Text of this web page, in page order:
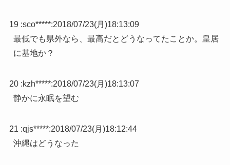
19 :sco*****:2018/07/23(月)18:13:09
最低でも県外なら、最高だとどうなってたことか。皇居
に基地か？
20 :kzh*****:2018/07/23(月)18:13:07
静かに永眠を望む
21 :qjs*****:2018/07/23(月)18:12:44
沖縄はどうなった